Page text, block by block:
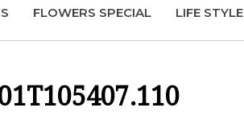
FLOWERS SPECIAL LIFE STYLE